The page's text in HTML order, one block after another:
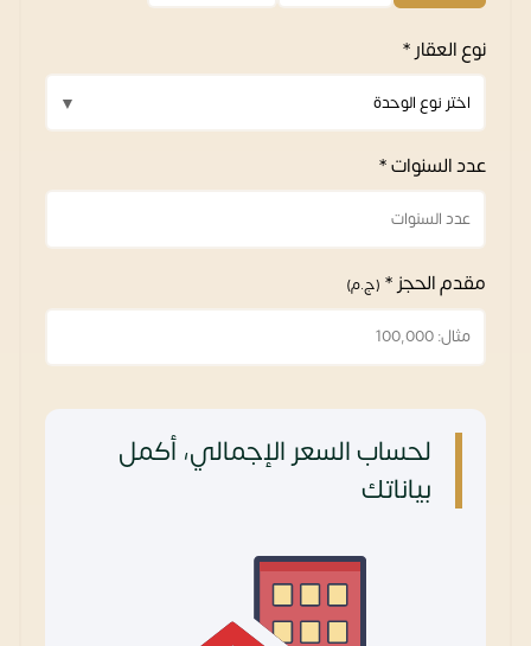
نوع العقار *
عدد السنوات *
مقدم الحجز * (ج.م)
لحساب السعر الإجمالي، أكمل
بياناتك